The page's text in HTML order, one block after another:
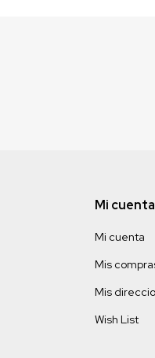
Mi cuenta
Mi cuenta
Mis
Mis
Wish List